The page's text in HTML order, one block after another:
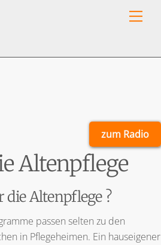
zum Radio
Altenpflege
Altenpflege ?
passen selten zu den
in Pflegeheimen. Ein hauseigener